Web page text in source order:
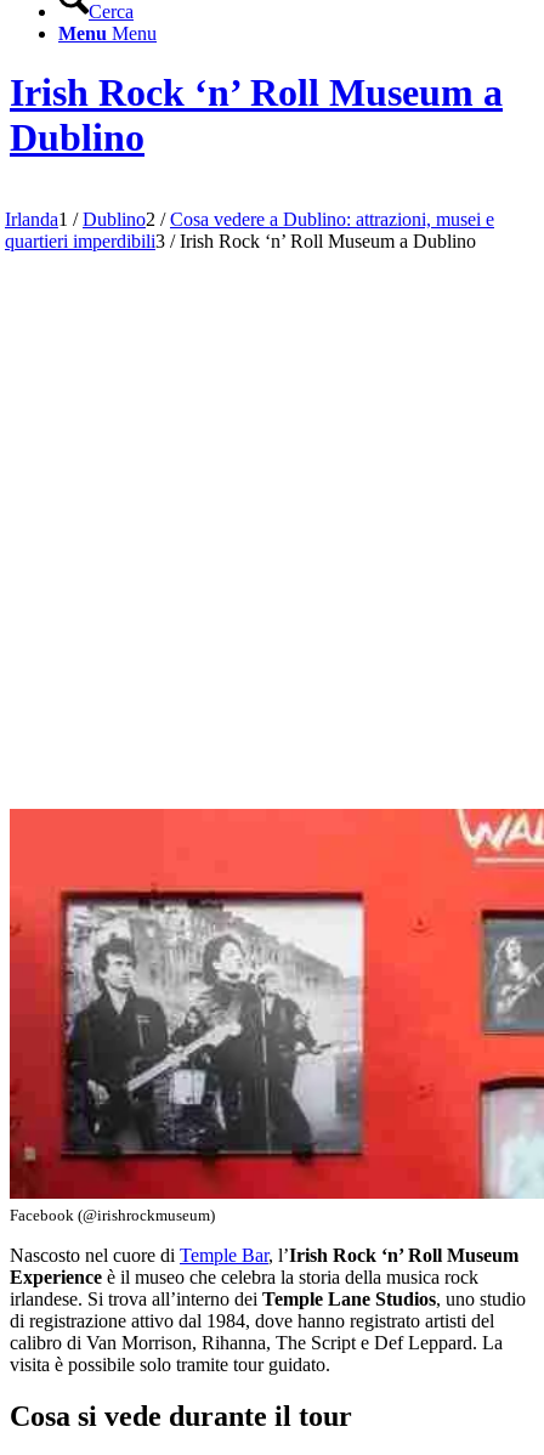
Cerca
Menu Menu
Irish Rock ‘n’ Roll Museum a
Dublino
Irlanda1 / Dublino2 / Cosa vedere a Dublino: attrazioni, musei e
quartieri imperdibili3 / Irish Rock ‘n’ Roll Museum a Dublino
Facebook (@irishrockmuseum)
Nascosto nel cuore di Temple Bar, l’Irish Rock ‘n’ Roll Museum
Experience è il museo che celebra la storia della musica rock
irlandese. Si trova all’interno dei Temple Lane Studios, uno studio
di registrazione attivo dal 1984, dove hanno registrato artisti del
calibro di Van Morrison, Rihanna, The Script e Def Leppard. La
visita è possibile solo tramite tour guidato.
Cosa si vede durante il tour